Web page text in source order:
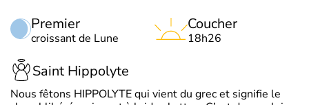
Premier
croissant de Lune
Coucher
18h26
Saint Hippolyte
Nous fêtons HIPPOLYTE qui vient du grec et signifie le